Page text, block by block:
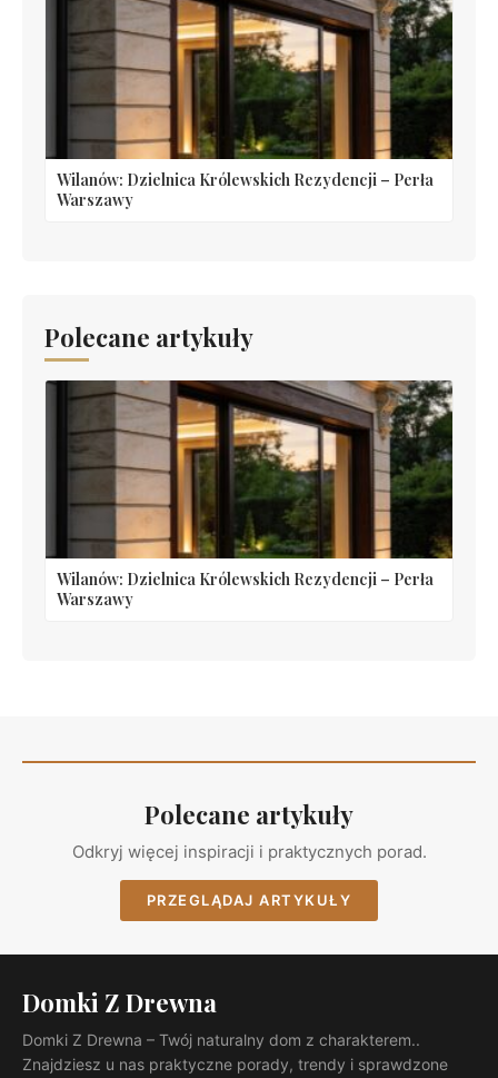
Wilanów: Dzielnica Królewskich Rezydencji – Perła
Warszawy
Polecane artykuły
Wilanów: Dzielnica Królewskich Rezydencji – Perła
Warszawy
Polecane artykuły
Odkryj więcej inspiracji i praktycznych porad.
PRZEGLĄDAJ ARTYKUŁY
Domki Z Drewna
Domki Z Drewna – Twój naturalny dom z charakterem..
Znajdziesz u nas praktyczne porady, trendy i sprawdzone